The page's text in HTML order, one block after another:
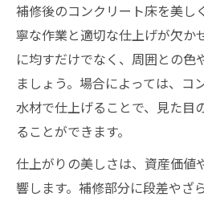
補修後のコンクリート床を美し
寧な作業と適切な仕上げが欠か
に均すだけでなく、周囲との色
ましょう。場合によっては、コ
水材で仕上げることで、見た目
ることができます。
仕上がりの美しさは、資産価値
響します。補修部分に段差やざ